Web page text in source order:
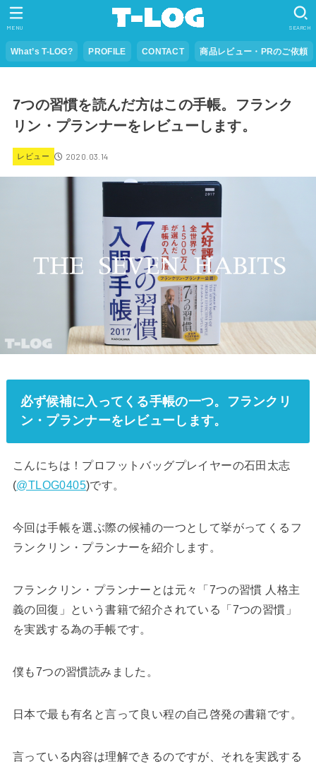
What’s T-LOG? PROFILE CONTACT 商品レビュー・PRのご依頼
SEARCH
MENU
7つの習慣を読んだ方はこの手帳。フランク
リン・プランナーをレビューします。
レビュー 2020.03.14
必ず候補に入ってくる手帳の一つ。フランクリ
ン・プランナーをレビューします。
こんにちは！プロフットバッグプレイヤーの石田太志
(@TLOG0405)です。
今回は手帳を選ぶ際の候補の一つとして挙がってくるフ
ランクリン・プランナーを紹介します。
フランクリン・プランナーとは元々「7つの習慣 人格主
義の回復」という書籍で紹介されている「7つの習慣」
を実践する為の手帳です。
僕も7つの習慣読みました。
日本で最も有名と言って良い程の自己啓発の書籍です。
言っている内容は理解できるのですが、それを実践する